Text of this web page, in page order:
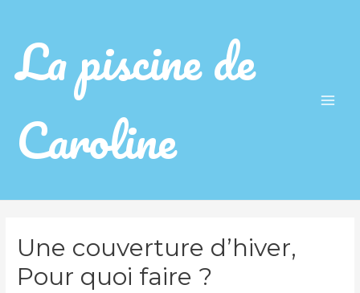
La piscine de
Caroline
Une couverture d’hiver,
Pour quoi faire ?